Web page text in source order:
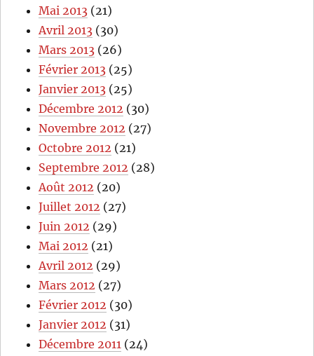
Mai 2013 (21)
Avril 2013 (30)
Mars 2013 (26)
Février 2013 (25)
Janvier 2013 (25)
Décembre 2012 (30)
Novembre 2012 (27)
Octobre 2012 (21)
Septembre 2012 (28)
Août 2012 (20)
Juillet 2012 (27)
Juin 2012 (29)
Mai 2012 (21)
Avril 2012 (29)
Mars 2012 (27)
Février 2012 (30)
Janvier 2012 (31)
Décembre 2011 (24)